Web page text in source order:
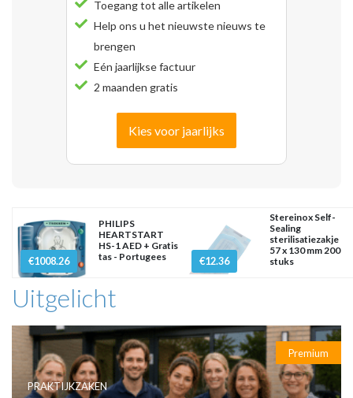
Toegang tot alle artikelen
Help ons u het nieuwste nieuws te
brengen
Eén jaarlijkse factuur
2 maanden gratis
Kies voor jaarlijks
€1008.26
PHILIPS
HEARTSTART
HS-1 AED + Gratis
tas - Portugees
€12.36
Stereinox Self-
Sealing
sterilisatiezakje
57 x 130 mm 200
stuks
Uitgelicht
Premium
PRAKTIJKZAKEN